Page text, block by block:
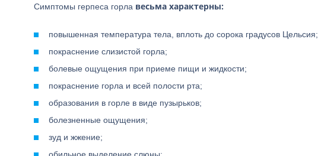
Симптомы герпеса горла весьма характерны:
повышенная температура тела, вплоть до сорока градусов Цельсия;
покраснение слизистой горла;
болевые ощущения при приеме пищи и жидкости;
покраснение горла и всей полости рта;
образования в горле в виде пузырьков;
болезненные ощущения;
зуд и жжение;